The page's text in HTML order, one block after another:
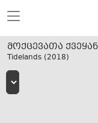
მოქცევათა
Tidelands (2018)